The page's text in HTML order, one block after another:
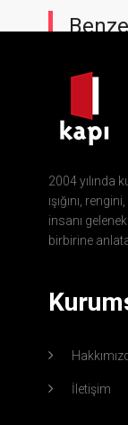
2004 yılında
ışığını,
insanı
birbirine
İletişim